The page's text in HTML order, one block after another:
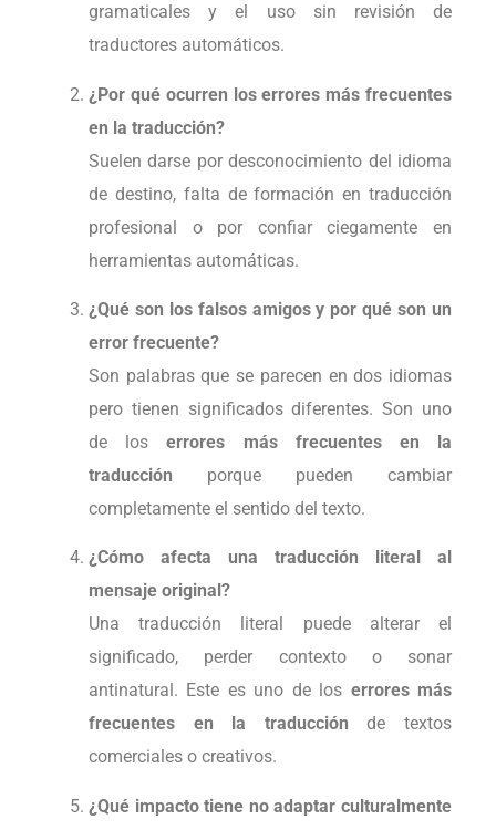
gramaticales y el uso sin revisión de
traductores automáticos.
¿Por qué ocurren los errores más frecuentes
en la traducción?
Suelen darse por desconocimiento del idioma
de destino, falta de formación en traducción
profesional o por confiar ciegamente en
herramientas automáticas.
¿Qué son los falsos amigos y por qué son un
error frecuente?
Son palabras que se parecen en dos idiomas
pero tienen significados diferentes. Son uno
de loserrores más frecuentes en la
traducción porque pueden cambiar
completamente el sentido del texto.
¿Cómo afecta una traducción literal al
mensaje original?
Una traducción literal puede alterar el
significado, perder contexto o sonar
antinatural. Este es uno de los errores más
frecuentes en la traducción de textos
comerciales o creativos.
¿Qué impacto tiene no adaptar culturalmente